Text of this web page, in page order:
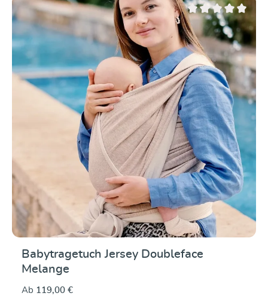
Durchschnittliche
Babytragetuch Jersey Doubleface
Melange
Ab 119,00 €